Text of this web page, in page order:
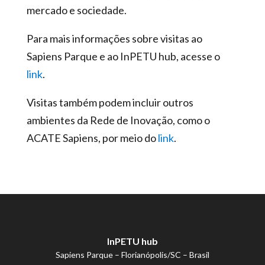
mercado e sociedade.
Para mais informações sobre visitas ao
Sapiens Parque e ao InPETU hub, acesse o
link.
Visitas também podem incluir outros
ambientes da Rede de Inovação, como o
ACATE Sapiens, por meio dolink.
InPETU hub
Sapiens Parque – Florianópolis/SC – Brasil